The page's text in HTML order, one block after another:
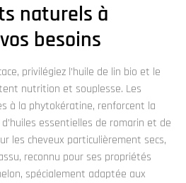
naturels à
besoins
privilégiez l’huile de lin bio et le
nutrition et souplesse. Les
à la phytokératine, renforcent la
essentielles de romarin et de
les cheveux particulièrement secs,
reconnu pour ses propriétés
spécialement adaptée aux